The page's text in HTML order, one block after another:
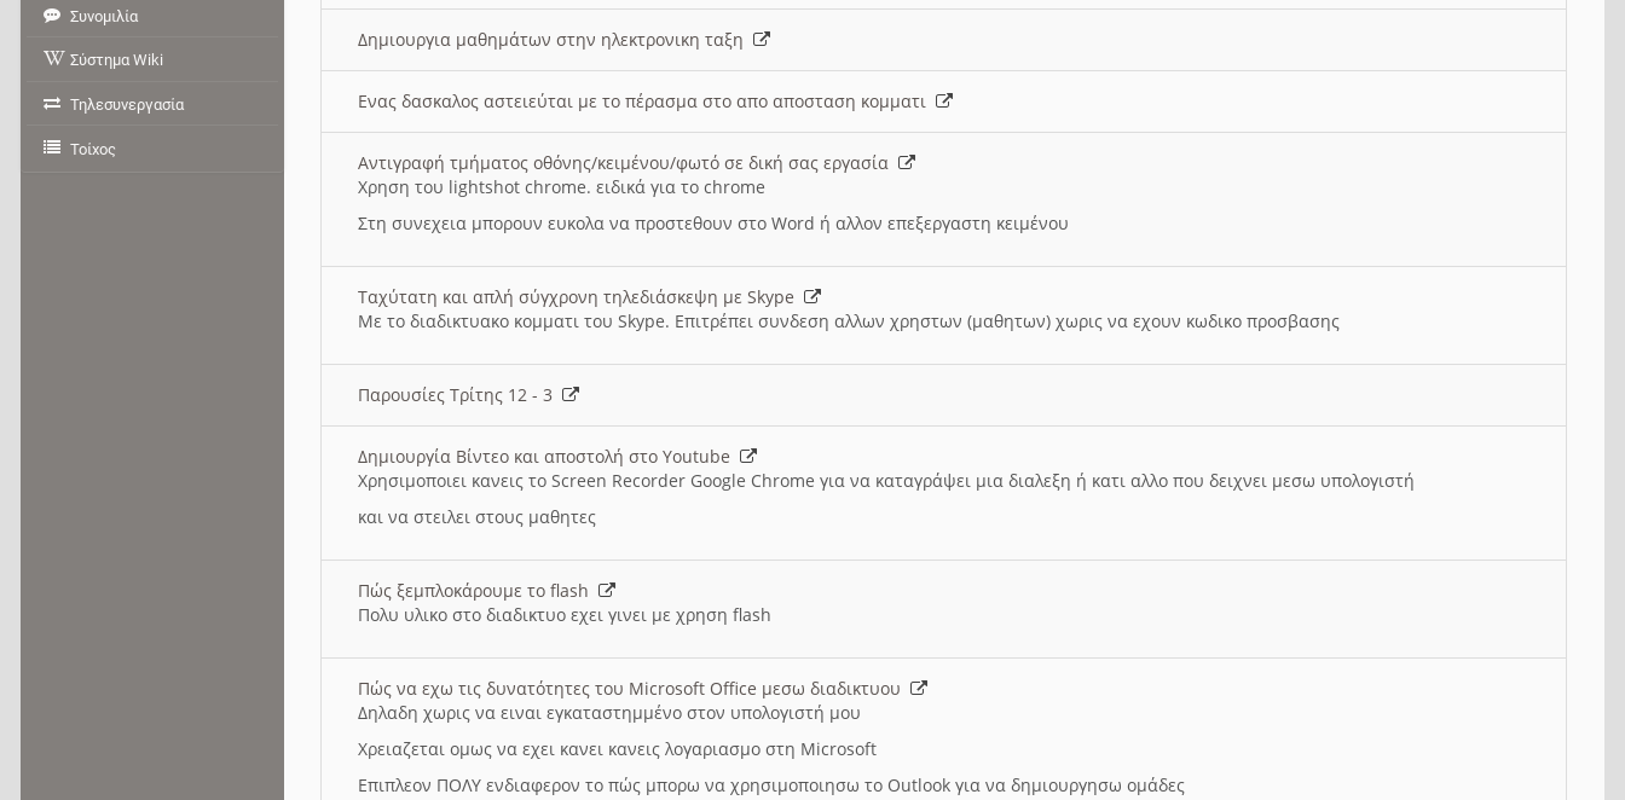
Δημιουργια μαθημάτων στην ηλεκτρονικη ταξη
Ενας δασκαλος αστειεύται με το πέρασμα στο απο αποσταση κομματι
Αντιγραφή τμήματος οθόνης/κειμένου/φωτό σε δική σας εργασία
Χρηση του lightshot chrome. ειδικά για το chrome
Στη συνεχεια μπορουν ευκολα να προστεθουν στο Word ή αλλον επεξεργαστη κειμένου
Ταχύτατη και απλή σύγχρονη τηλεδιάσκεψη με Skype
Με το διαδικτυακο κομματι του Skype. Επιτρέπει συνδεση αλλων χρηστων (μαθητων) χωρις να εχουν κωδικο προσβασης
Παρουσίες Τρίτης 12 - 3
Δημιουργία Βίντεο και αποστολή στο Youtube
Χρησιμοποιει κανεις το Screen Recorder Google Chrome για να καταγράψει μια διαλεξη ή κατι αλλο που δειχνει μεσω υπολογιστή
και να στειλει στους μαθητες
Πώς ξεμπλοκάρουμε το flash
Πολυ υλικο στο διαδικτυο εχει γινει με χρηση flash
Πώς να εχω τις δυνατότητες του Microsoft Office μεσω διαδικτυου
Δηλαδη χωρις να ειναι εγκαταστημμένο στον υπολογιστή μου
Χρειαζεται ομως να εχει κανει κανεις λογαριασμο στη Microsoft
Επιπλεον ΠΟΛΥ ενδιαφερον το πώς μπορω να χρησιμοποιησω το Outlook για να δημιουργησω ομάδες
Συνομιλία
Σύστημα Wiki
Τηλεσυνεργασία
Τοίχος